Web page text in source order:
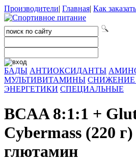
Производители| Главная| Как заказать
БАДЫ АНТИОКСИДАНТЫ
МУЛЬТИВИТАМИНЫ СНИЖЕНИЕ
ЭНЕРГЕТИКИ СПЕЦИАЛЬНЫЕ
BCAA 8:1:1 +
Cybermass (220
глютамин